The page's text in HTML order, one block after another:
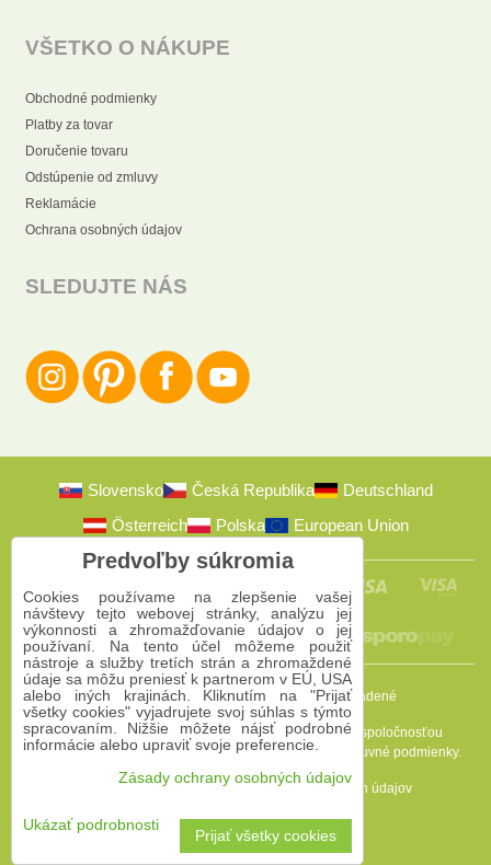
VŠETKO O NÁKUPE
Obchodné podmienky
Platby za tovar
Doručenie tovaru
Odstúpenie od zmluvy
Reklamácie
Ochrana osobných údajov
SLEDUJTE NÁS
Slovensko Česká Republika
Deutschland
Österreich
Polska European Union
2009-2026 © Bomba s.r.o.Všetky práva vyhradené
Táto stránka je chránená programom reCAPTCHA a spoločnosťou
Google. PlatiaPravidlá ochrany osobných údajov Zmluvné podmienky.
Predvoľby súkromia
Zásady ochrany osobných údajov
Vytvorené pomocou:BiznisWeb.sk
Predvoľby súkromia
Cookies používame na zlepšenie vašej
návštevy tejto webovej stránky, analýzu jej
výkonnosti a zhromažďovanie údajov o jej
používaní. Na tento účel môžeme použiť
nástroje a služby tretích strán a zhromaždené
údaje sa môžu preniesť k partnerom v EÚ, USA
alebo iných krajinách. Kliknutím na "Prijať
všetky cookies" vyjadrujete svoj súhlas s týmto
spracovaním. Nižšie môžete nájsť podrobné
informácie alebo upraviť svoje preferencie.
Zásady ochrany osobných údajov
Ukázať podrobnosti
Prijať všetky cookies